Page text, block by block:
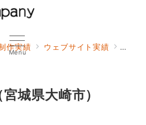
Menu
作実績 ウェブサイト実績 あず
城県大崎市）